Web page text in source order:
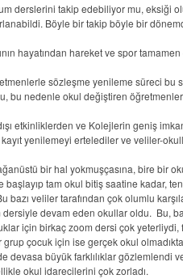
derslerini takip edebiliyor mu, eksiği
Böyle bir takip böyle bir
hayatından hareket ve spor
sözleşme yenileme süreci bu
bu nedenle okul değiştiren
etkinliklerden ve Kolejlerin geniş
yenilemeyi ertelediler ve veliler-
bir hal yokmuşçasına, bire bir
başlayıp tam okul bitiş saatine kadar,
bazı veliler tarafından çok olumlu
devam eden okullar oldu. Bu,
için birkaç zoom dersi çok yeterliydi,
grup çocuk için ise gerçek okul
devasa büyük farklılıklar gözlemlendi
okul idarecilerini çok zorladı.